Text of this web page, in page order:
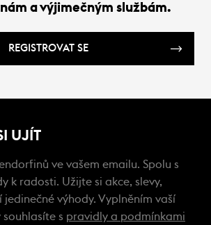
a výjimečným službám.
REGISTROVAT SE
UJÍT
ve vašem emailu. Spolu s
k radosti. Užijte si akce, slevy,
jedinečné výhody. Vyplněním vaší
s pravidly a podmínkami